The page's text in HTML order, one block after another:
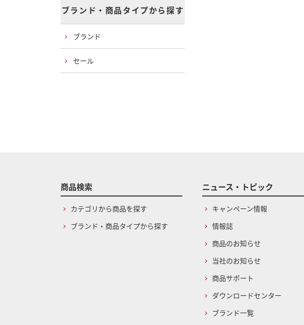
ブランド・商品タイプから探す
ブランド
セール
商品検索
カテゴリから商品を探す
ブランド・商品タイプから探す
ニュース・トピック
キャンペーン情報
情報誌
商品のお知らせ
当社のお知らせ
商品サポート
ダウンロードセンター
ブランド一覧